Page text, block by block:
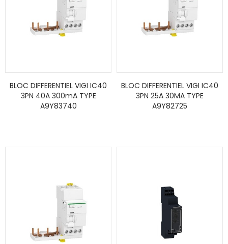
BLOC DIFFERENTIEL VIGI IC40
3PN 40A 300mA TYPE
A9Y83740
BLOC DIFFERENTIEL VIGI IC40
3PN 25A 30MA TYPE
A9Y82725